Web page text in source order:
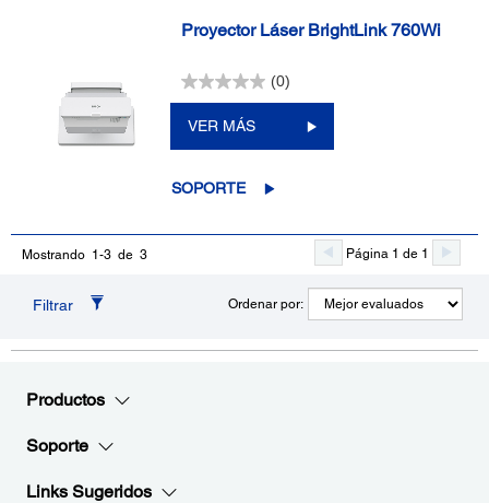
Proyector Láser BrightLink 760Wi
(0)
VER MÁS
SOPORTE
Mostrando 1-3 de 3 Página 1 de 1
Filtrar Ordenar por:
Productos
Soporte
Links Sugeridos